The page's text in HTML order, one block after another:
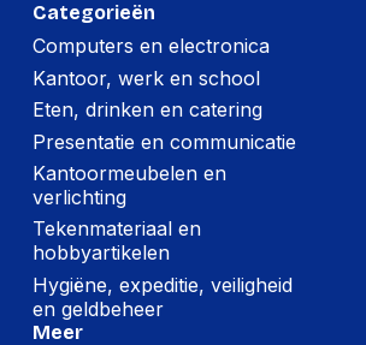
Lengte:
Gewicht:
532 gram
Per doos
Hoeveelheid:
Breedte:
Hoogte:
330 millimeter
Lengte:
Categorieën
Computers en electronica
Kantoor, werk en school
Eten, drinken en catering
Presentatie en communicatie
Kantoormeubelen en
verlichting
Tekenmateriaal en
hobbyartikelen
Hygiëne, expeditie, veiligheid
en geldbeheer
Meer